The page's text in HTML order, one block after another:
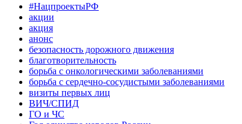
#НацпроектыРФ
акции
акция
анонс
безопасность дорожного движения
благотворительность
борьба с онкологическими заболеваниями
борьба с сердечно-сосудистыми заболеваниями
визиты первых лиц
ВИЧ/СПИД
ГО и ЧС